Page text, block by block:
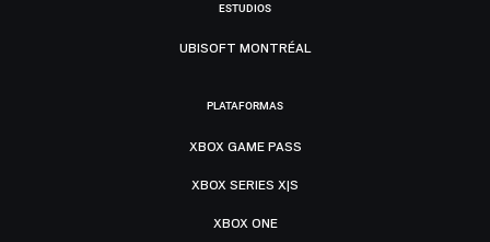
ESTUDIOS
UBISOFT MONTRÉAL
PLATAFORMAS
XBOX GAME PASS
XBOX SERIES X|S
XBOX ONE